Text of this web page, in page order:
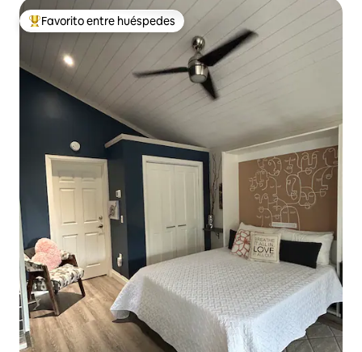
De los mejores en Favorito entre huéspedes
Favorito entre huéspedes